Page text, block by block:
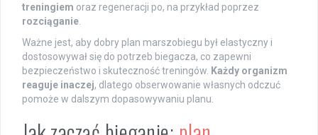
treningiem oraz regeneracji po, na przykład poprzez
rozciąganie
Ważne jest, aby dobry plan marszobiegu był elastyczny i
dostosowywał się do potrzeb biegacza, co zapewni
bezpieczeństwo i skuteczność treningów. Każdy organizm
reaguje inaczej, dlatego obserwowanie własnych odczuć
pomoże w dalszym dopasowywaniu planu.